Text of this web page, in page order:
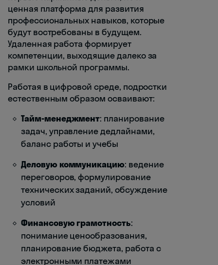
ценная платформа для развития
профессиональных навыков, которые
будут востребованы в будущем.
Удаленная работа формирует
компетенции, выходящие далеко за
рамки школьной программы.
Работая в цифровой среде, подростки
естественным образом осваивают:
Тайм-менеджмент: планирование
задач, управление дедлайнами,
баланс работы и учебы
Деловую коммуникацию: ведение
переговоров, формулирование
технических заданий, обсуждение
условий
Финансовую грамотность:
понимание ценообразования,
планирование бюджета, работа с
электронными платежами